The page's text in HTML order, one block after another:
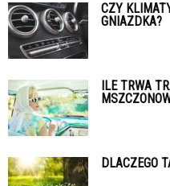
CZY
GNIAZDKA?
ILE TRWA
DLACZEGO